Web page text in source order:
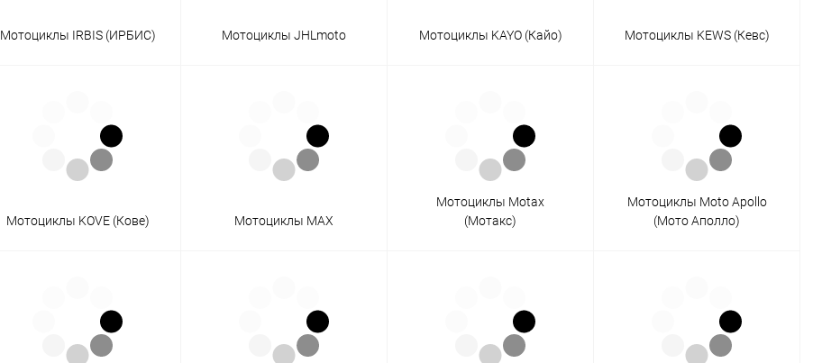
Мотоциклы IRBIS (ИРБИС) Мотоциклы JHLmoto Мотоциклы KAYO (Кайо) Мотоциклы KEWS (Кевс)
Мотоциклы KOVE (Кове) Мотоциклы MAX
Мотоциклы Motax
(Мотакс)
Мотоциклы Moto Apollo
(Мото Аполло)